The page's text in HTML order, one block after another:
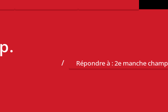
Répondre à : 2e manche